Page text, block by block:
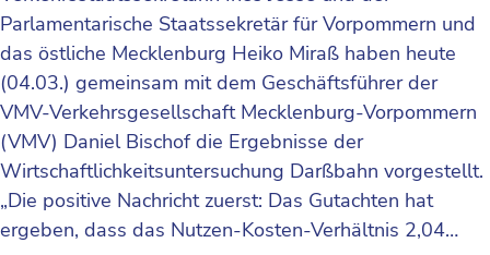
Parlamentarische Staatssekretär für Vorpommern und
das östliche Mecklenburg Heiko Miraß haben heute
(04.03.) gemeinsam mit dem Geschäftsführer der
VMV-Verkehrsgesellschaft Mecklenburg-Vorpommern
(VMV) Daniel Bischof die Ergebnisse der
Wirtschaftlichkeitsuntersuchung Darßbahn vorgestellt.
„Die positive Nachricht zuerst: Das Gutachten hat
ergeben, dass das Nutzen-Kosten-Verhältnis 2,04…